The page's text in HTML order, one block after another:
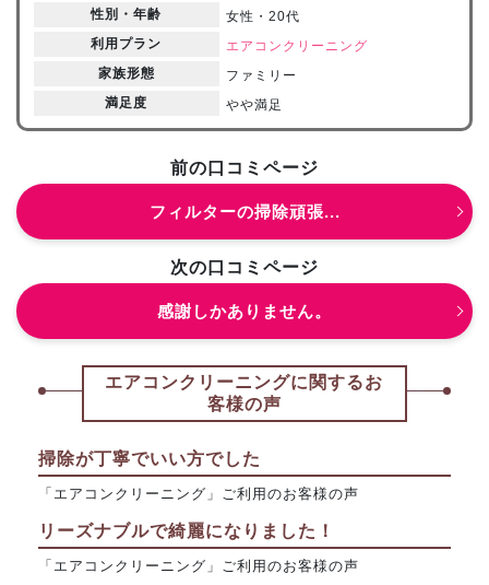
性別・年齢
女性・20代
利用プラン
エアコンクリーニング
家族形態
ファミリー
満足度
やや満足
前の口コミページ
フィルターの掃除頑張...
次の口コミページ
感謝しかありません。
エアコンクリーニングに関するお
客様の声
掃除が丁寧でいい方でした
「エアコンクリーニング」ご利用のお客様の声
リーズナブルで綺麗になりました！
「エアコンクリーニング」ご利用のお客様の声